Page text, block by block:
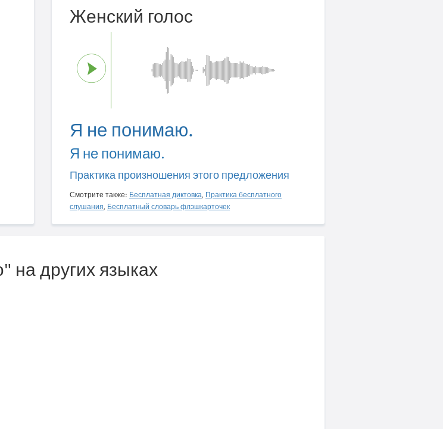
Женский голос
Я не понимаю.
Я не понимаю.
Практика произношения этого предложения
Смотрите также: Бесплатная диктовка, Практика бесплатного
слушания, Бесплатный словарь флэшкарточек
на других языках